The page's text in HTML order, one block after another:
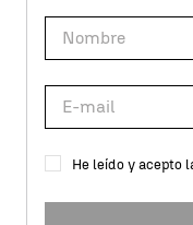
He leído y acepto